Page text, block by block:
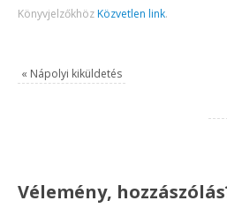
Könyvjelzőkhöz Közvetlen link.
« Nápolyi kiküldetés
Vélemény,